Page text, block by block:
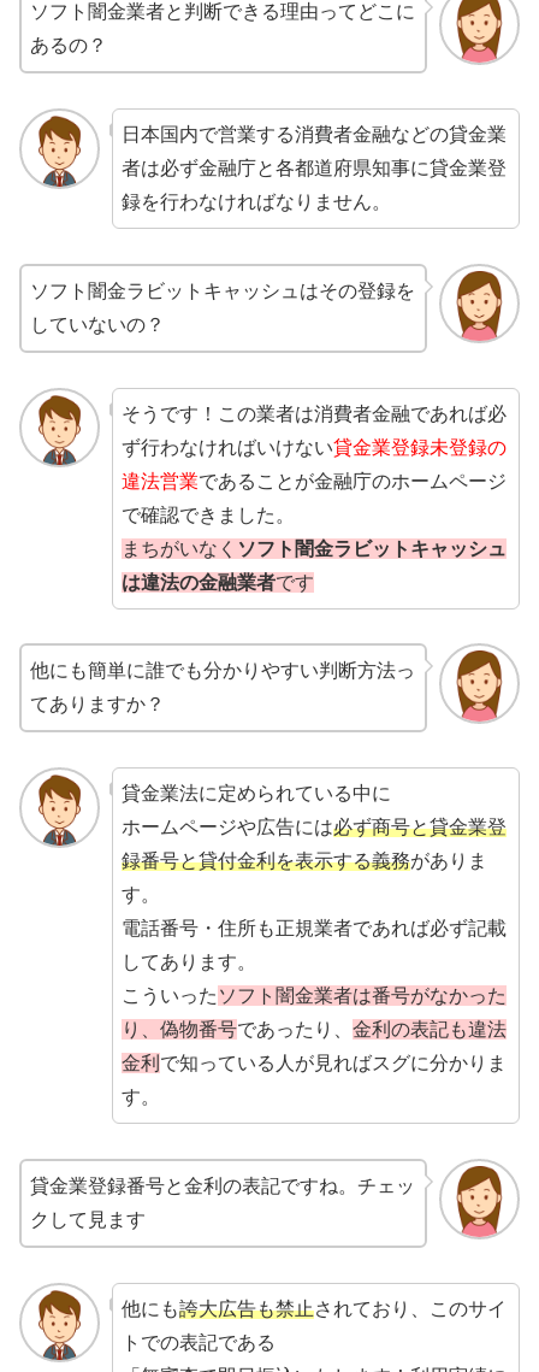
ソフト闇金業者と判断できる理由ってどこに
あるの？
日本国内で営業する消費者金融などの貸金業
者は必ず金融庁と各都道府県知事に貸金業登
録を行わなければなりません。
ソフト闇金ラビットキャッシュはその登録を
していないの？
そうです！この業者は消費者金融であれば必
ず行わなければいけない貸金業登録未登録の
違法営業であることが金融庁のホームページ
で確認できました。
まちがいなく ソフト闇金ラビットキャッシュ
は違法の金融業者です
他にも簡単に誰でも分かりやすい判断方法っ
てありますか？
貸金業法に定められている中に
ホームページや広告には必ず商号と貸金業登
録番号と貸付金利を表示する義務がありま
す。
電話番号・住所も正規業者であれば必ず記載
してあります。
こういった ソフト闇金業者は番号がなかった
り、偽物番号であったり、 金利の表記も違法
金利 で知っている人が見ればスグに分かりま
す。
貸金業登録番号と金利の表記ですね。チェッ
クして見ます
他にも誇大広告も禁止されており、このサイ
トでの表記である